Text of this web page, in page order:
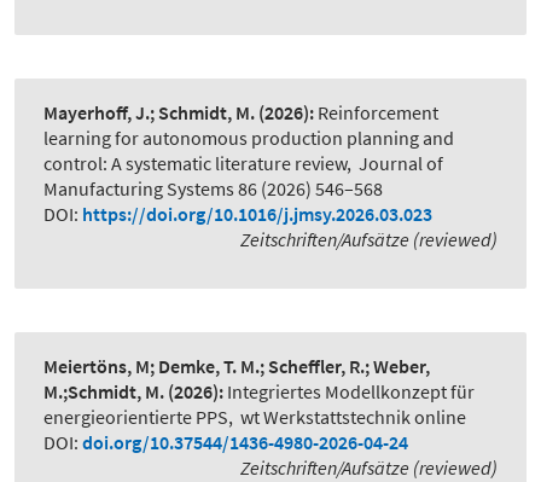
Mayerhoff, J.; Schmidt, M. (2026): Reinforcement
learning for autonomous production planning and
control: A systematic literature review, Journal of
Manufacturing Systems 86 (2026) 546–568
DOI: https://doi.org/10.1016/j.jmsy.2026.03.023
Zeitschriften/Aufsätze (reviewed)
Meiertöns, M; Demke, T. M.; Scheffler, R.; Weber,
M.;Schmidt, M. (2026): Integriertes Modellkonzept für
energieorientierte PPS, wt Werkstattstechnik online
DOI: doi.org/10.37544/1436-4980-2026-04-24
Zeitschriften/Aufsätze (reviewed)